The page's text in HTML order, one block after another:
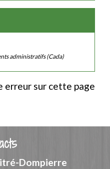
administratifs (Cada)
erreur sur cette page
Dompierre